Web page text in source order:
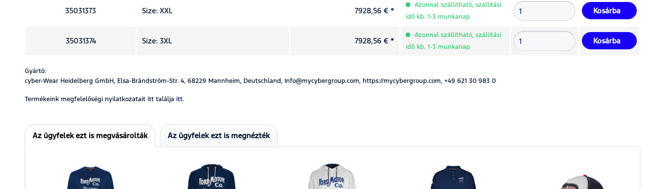
35031373 Size: XXL 7928,56 € *
Azonnal szállítható, szállítási
idő kb. 1-3 munkanap
Kosárba
35031374 Size: 3XL 7928,56 € *
Azonnal szállítható, szállítási
idő kb. 1-3 munkanap
Kosárba
Gyártó:
cyber-Wear Heidelberg GmbH, Elsa-Brändström-Str. 4, 68229 Mannheim, Deutschland, Info@mycybergroup.com, https://mycybergroup.com, +49 621 30 983 0
Termékeink megfelelőségi nyilatkozatait itt találja itt.
Az ügyfelek ezt is megvásárolták Az ügyfelek ezt is megnézték